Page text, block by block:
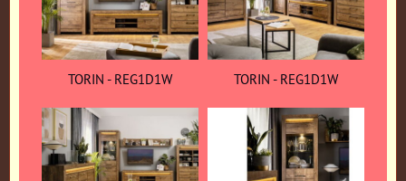
TORIN - REG1D1W TORIN - REG1D1W